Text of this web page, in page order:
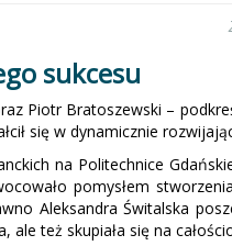
sukcesu
Piotr Bratoszewski –
się w dynamicznie
na Politechnice
pomysłem
Aleksandra Świtalska
ale też skupiała się na